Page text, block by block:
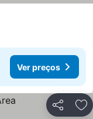
Ver preços
Partilhar